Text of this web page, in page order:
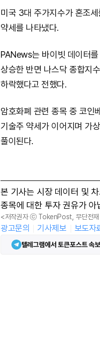
미국 3대 주가지수가 혼조
약세를 나타냈다.
PANews는 바이빗 데이터
상승한 반면 나스닥 종합지
하락했다고 전했다.
암호화폐 관련 종목 중 코인
기술주 약세가 이어지며 가
풀이된다.
본 기사는 시장 데이터 및
종목에 대한 투자 권유가 아
<저작권자 ⓒ TokenPost, 무단전재
광고문의 기사제보 보도자
텔레그램에서 토큰포스트 속보